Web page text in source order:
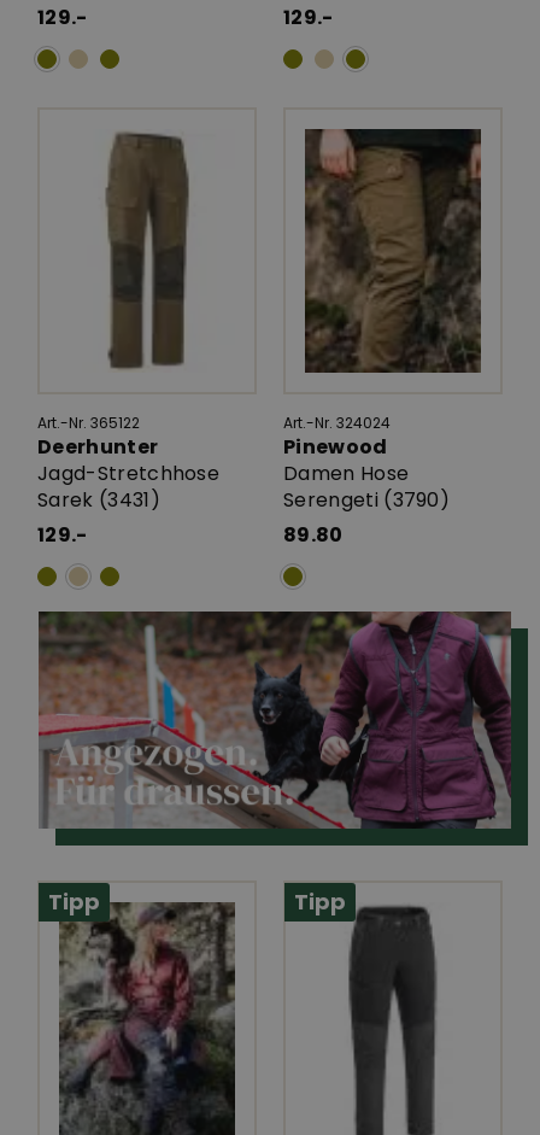
129.-
129.-
Art.-Nr. 365122
Deerhunter
Jagd-Stretchhose
Sarek (3431)
129.-
Art.-Nr. 324024
Pinewood
Damen Hose
Serengeti (3790)
89.80
Tipp Tipp